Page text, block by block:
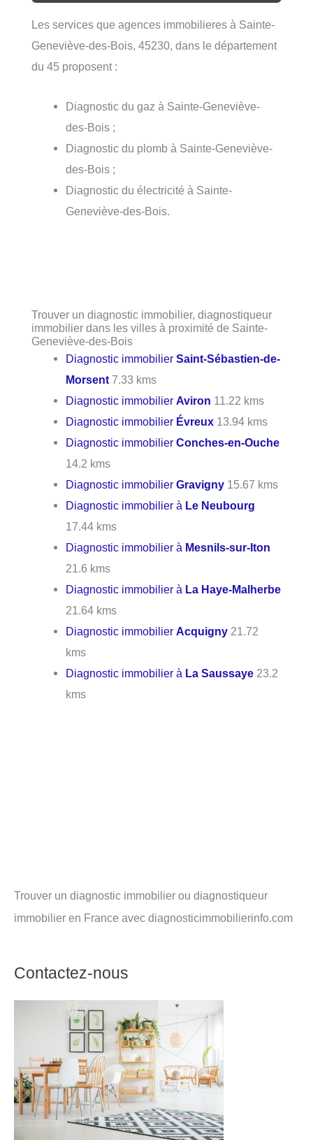
Les services que agences immobilieres à Sainte-
Geneviève-des-Bois, 45230, dans le département
du 45 proposent :
Diagnostic du gaz à Sainte-Geneviève-
des-Bois ;
Diagnostic du plomb à Sainte-Geneviève-
des-Bois ;
Diagnostic du électricité à Sainte-
Geneviève-des-Bois.
Trouver un diagnostic immobilier, diagnostiqueur
immobilier dans les villes à proximité de Sainte-
Geneviève-des-Bois
Diagnostic immobilierSaint-Sébastien-de-
Morsent 7.33 kms
Diagnostic immobilierAviron 11.22 kms
Diagnostic immobilier Évreux 13.94 kms
Diagnostic immobilierConches-en-Ouche
14.2 kms
Diagnostic immobilierGravigny 15.67 kms
Diagnostic immobilier à Le Neubourg
17.44 kms
Diagnostic immobilier à Mesnils-sur-Iton
21.6 kms
Diagnostic immobilier à La Haye-Malherbe
21.64 kms
Diagnostic immobilierAcquigny 21.72
kms
Diagnostic immobilier à La Saussaye 23.2
kms
Trouver un diagnostic immobilier ou diagnostiqueur
immobilier en France avec diagnosticimmobilierinfo.com
Contactez-nous